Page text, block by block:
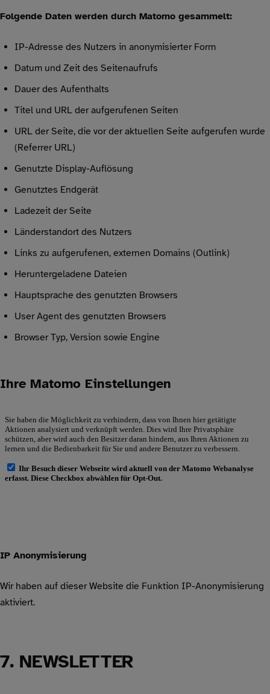
Folgende Daten werden durch Matomo gesammelt:
IP-Adresse des Nutzers in anonymisierter Form
Datum und Zeit des Seitenaufrufs
Dauer des Aufenthalts
Titel und URL der aufgerufenen Seiten
URL der Seite, die vor der aktuellen Seite aufgerufen wurde
(Referrer URL)
Genutzte Display-Auflösung
Genutztes Endgerät
Ladezeit der Seite
Länderstandort des Nutzers
Links zu aufgerufenen, externen Domains (Outlink)
Heruntergeladene Dateien
Hauptsprache des genutzten Browsers
User Agent des genutzten Browsers
Browser Typ, Version sowie Engine
Ihre Matomo Einstellungen
IP Anonymisierung
Wir haben auf dieser Website die Funktion IP-Anonymisierung
aktiviert.
7. NEWSLETTER